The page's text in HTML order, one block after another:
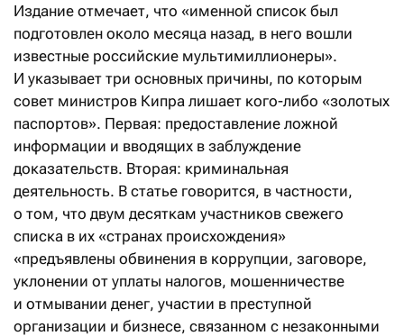
Издание отмечает, что «именной список был
подготовлен около месяца назад, в него вошли
известные российские мультимиллионеры».
И указывает три основных причины, по которым
совет министров Кипра лишает кого-либо «золотых
паспортов». Первая: предоставление ложной
информации и вводящих в заблуждение
доказательств. Вторая: криминальная
деятельность. В статье говорится, в частности,
о том, что двум десяткам участников свежего
списка в их «странах происхождения»
«предъявлены обвинения в коррупции, заговоре,
уклонении от уплаты налогов, мошенничестве
и отмывании денег, участии в преступной
организации и бизнесе, связанном с незаконными